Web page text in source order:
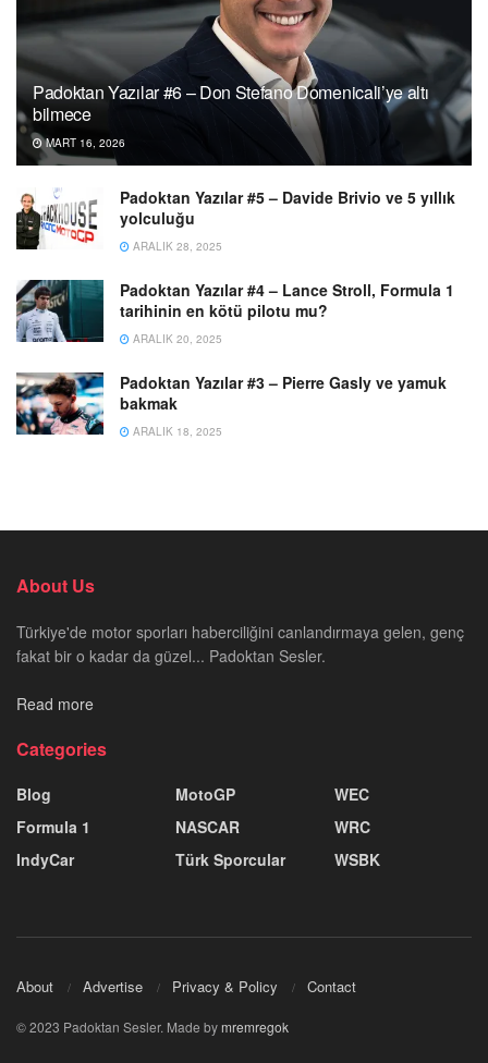
Padoktan Yazılar #6 – Don Stefano Domenicali’ye altı
bilmece
MART 16, 2026
Padoktan Yazılar #5 – Davide Brivio ve 5 yıllık
yolculuğu
ARALIK 28, 2025
Padoktan Yazılar #4 – Lance Stroll, Formula 1
tarihinin en kötü pilotu mu?
ARALIK 20, 2025
Padoktan Yazılar #3 – Pierre Gasly ve yamuk
bakmak
ARALIK 18, 2025
About Us
Türkiye'de motor sporları haberciliğini canlandırmaya gelen, genç
fakat bir o kadar da güzel... Padoktan Sesler.
Read more
Categories
Blog
Formula 1
IndyCar
MotoGP
NASCAR
Türk Sporcular
WEC
WRC
WSBK
About Advertise Privacy & Policy Contact
© 2023 Padoktan Sesler. Made bymremregok